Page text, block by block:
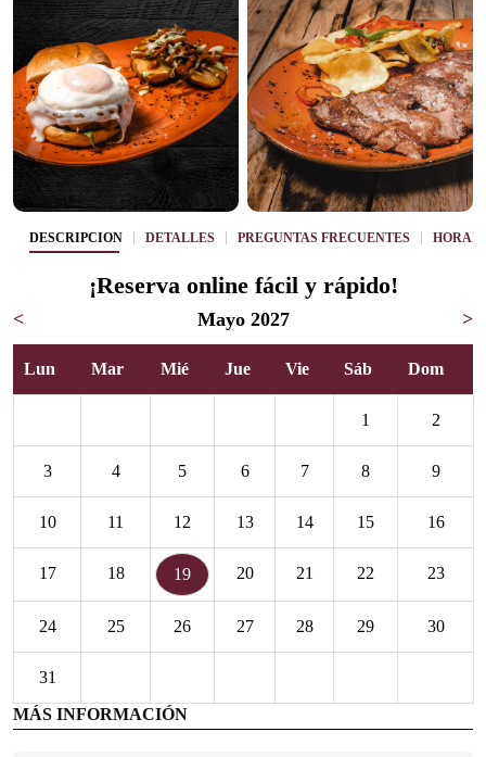
DESCRIPCIÓN DETALLES PREGUNTAS FRECUENTES
¡Reserva online fácil y rápido!
< Mayo 2027 >
Lun Mar Mié Jue Vie Sáb Dom
1 2
3 4 5 6 7 8 9
10 11 12 13 14 15 16
17 18 19 20 21 22 23
24 25 26 27 28 29 30
31
MÁS INFORMACIÓN